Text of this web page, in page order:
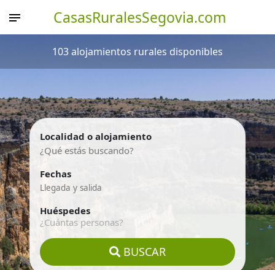
CasasRuralesSegovia.com
103 alojamientos rurales disponibles
Localidad o alojamiento
Fechas
Huéspedes
¿Cuántas personas?
BUSCAR